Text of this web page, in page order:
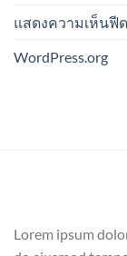
แสดงความเห็นฟีด
WordPress.org
Lorem ipsum